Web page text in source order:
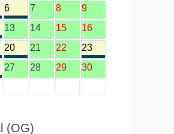
6 7 8
9
13 14 15
16
20 21 22
23
27 28 29
30
(OG)